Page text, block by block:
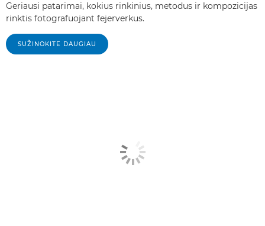
Geriausi patarimai, kokius rinkinius, metodus ir kompozicijas
rinktis fotografuojant fejerverkus.
SUŽINOKITE DAUGIAU